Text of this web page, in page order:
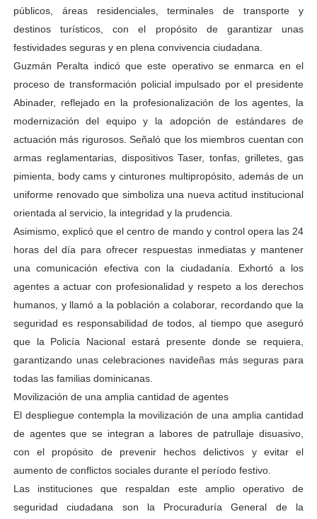
públicos, áreas residenciales, terminales de transporte y
destinos turísticos, con el propósito de garantizar unas
festividades seguras y en plena convivencia ciudadana.
Guzmán Peralta indicó que este operativo se enmarca en el
proceso de transformación policial impulsado por el presidente
Abinader, reflejado en la profesionalización de los agentes, la
modernización del equipo y la adopción de estándares de
actuación más rigurosos. Señaló que los miembros cuentan con
armas reglamentarias, dispositivos Taser, tonfas, grilletes, gas
pimienta, body cams y cinturones multipropósito, además de un
uniforme renovado que simboliza una nueva actitud institucional
orientada al servicio, la integridad y la prudencia.
Asimismo, explicó que el centro de mando y control opera las 24
horas del día para ofrecer respuestas inmediatas y mantener
una comunicación efectiva con la ciudadanía. Exhortó a los
agentes a actuar con profesionalidad y respeto a los derechos
humanos, y llamó a la población a colaborar, recordando que la
seguridad es responsabilidad de todos, al tiempo que aseguró
que la Policía Nacional estará presente donde se requiera,
garantizando unas celebraciones navideñas más seguras para
todas las familias dominicanas.
Movilización de una amplia cantidad de agentes
El despliegue contempla la movilización de una amplia cantidad
de agentes que se integran a labores de patrullaje disuasivo,
con el propósito de prevenir hechos delictivos y evitar el
aumento de conflictos sociales durante el período festivo.
Las instituciones que respaldan este amplio operativo de
seguridad ciudadana son la Procuraduría General de la